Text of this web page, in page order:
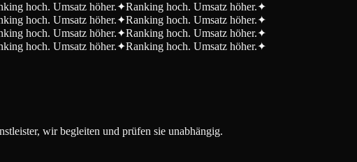
hoch. Umsatz höher.✦Ranking hoch. Umsatz höher.✦
hoch. Umsatz höher.✦Ranking hoch. Umsatz höher.✦
hoch. Umsatz höher.✦Ranking hoch. Umsatz höher.✦
hoch. Umsatz höher.✦Ranking hoch. Umsatz höher.✦
wir begleiten und prüfen sie unabhängig.